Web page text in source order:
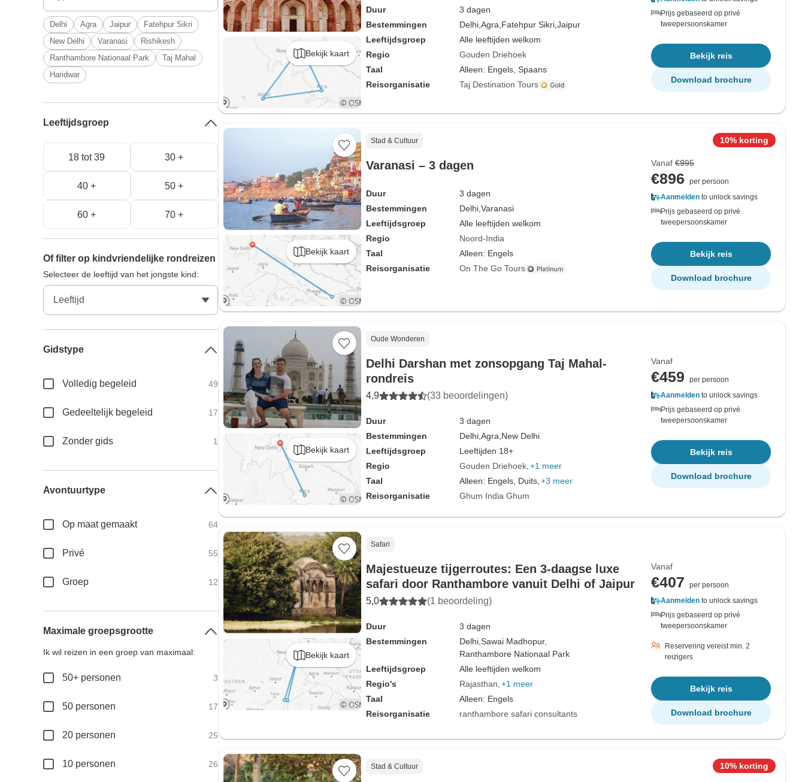
Bekijk kaart
Duur
3 dagen
Bestemmingen
Delhi, Agra, Fatehpur Sikri, Jaipur
Leeftijdsgroep
Alle leeftijden welkom
Regio
Gouden Driehoek
Taal
Alleen: Engels, Spaans
Reisorganisatie
Taj Destination Tours
Prijs gebaseerd op privé
tweepersoonskamer
Bekijk reis
Download brochure
Bekijk kaart
Stad & Cultuur
Varanasi – 3 dagen
Duur
3 dagen
Bestemmingen
Delhi, Varanasi
Leeftijdsgroep
Alle leeftijden welkom
Regio
Noord-India
Taal
Alleen: Engels
Reisorganisatie
On The Go Tours
10% korting
Vanaf €995
€896
per persoon
Aanmelden to unlock savings
Prijs gebaseerd op privé
tweepersoonskamer
Bekijk reis
Download brochure
Bekijk kaart
Oude Wonderen
Delhi Darshan met zonsopgang Taj Mahal-
rondreis
4,9 (33 beoordelingen)
Duur
3 dagen
Bestemmingen
Delhi, Agra, New Delhi
Leeftijdsgroep
Leeftijden 18+
Regio
Gouden Driehoek +1 meer
Taal
Alleen: Engels, Duits, +3 meer
Reisorganisatie
Ghum India Ghum
Vanaf
€459
per persoon
Aanmelden to unlock savings
Prijs gebaseerd op privé
tweepersoonskamer
Bekijk reis
Download brochure
Bekijk kaart
Safari
Majestueuze tijgerroutes: Een 3-daagse luxe
safari door Ranthambore vanuit Delhi of Jaipur
5,0 (1 beoordeling)
Duur
3 dagen
Bestemmingen
Delhi, Sawai Madhopur,
Ranthambore Nationaal Park
Leeftijdsgroep
Alle leeftijden welkom
Regio's
Rajasthan +1 meer
Taal
Alleen: Engels
Reisorganisatie
ranthambore safari consultants
Vanaf
€407
per persoon
Aanmelden to unlock savings
Prijs gebaseerd op privé
tweepersoonskamer
Reservering vereist min. 2
reizigers
Bekijk reis
Download brochure
Stad & Cultuur 10% korting
Delhi Agra Jaipur
Fatehpur Sikri
New Delhi
Varanasi
Rishikesh
Ranthambore Nationaal Park
Taj Mahal
Haridwar
Leeftijdsgroep
18 tot 39 30 +
40 + 50 +
60 + 70 +
Of filter op kindvriendelijke rondreizen
Selecteer de leeftijd van het jongste kind:
Gidstype
Volledig begeleid 49
Gedeeltelijk begeleid 17
Zonder gids 1
Avontuurtype
Op maat gemaakt 64
Privé 55
Groep 12
Maximale groepsgrootte
Ik wil reizen in een groep van maximaal:
50+ personen 3
50 personen 17
20 personen 25
10 personen 26